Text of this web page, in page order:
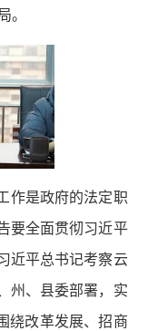
。
作是政府的法定职
要全面贯彻习近平
近平总书记考察云
州、县委部署，实
绕改革发展、招商